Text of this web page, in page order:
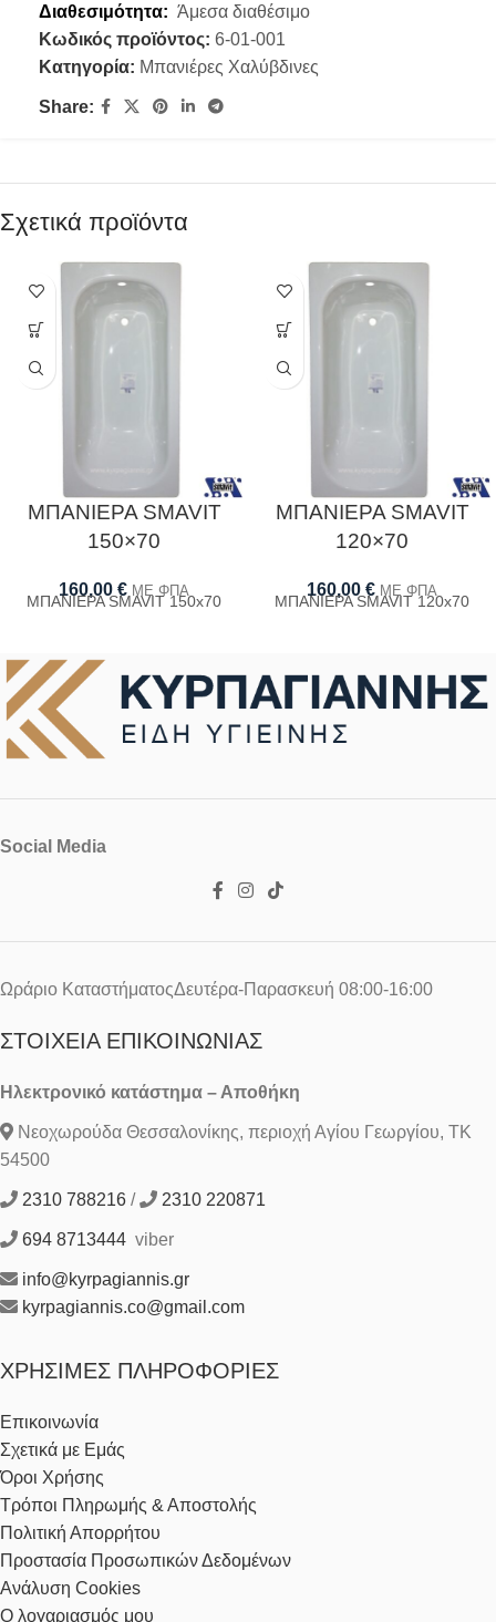
Διαθεσιμότητα: Άμεσα διαθέσιμο
Κωδικός προϊόντος: 6-01-001
Κατηγορία: Μπανιέρες Χαλύβδινες
Share:
Σχετικά προϊόντα
ΜΠΑΝΙΕΡΑ SMAVIT
150×70
160,00 € ΜΕ ΦΠΑ
ΜΠΑΝΙΕΡΑ SMAVIT 150x70
ΜΠΑΝΙΕΡΑ SMAVIT
120×70
160,00 € ΜΕ ΦΠΑ
ΜΠΑΝΙΕΡΑ SMAVIT 120x70
Social Media
Ωράριο ΚαταστήματοςΔευτέρα-Παρασκευή 08:00-16:00
ΣΤΟΙΧΕΊΑ ΕΠΙΚΟΙΝΩΝΊΑΣ
Ηλεκτρονικό κατάστημα – Αποθήκη
Νεοχωρούδα Θεσσαλονίκης, περιοχή Αγίου Γεωργίου, ΤΚ
54500
2310 788216 / 2310 220871
694 8713444 viber
info@kyrpagiannis.gr
kyrpagiannis.co@gmail.com
ΧΡΉΣΙΜΕΣ ΠΛΗΡΟΦΟΡΊΕΣ
Επικοινωνία
Σχετικά με Εμάς
Όροι Χρήσης
Τρόποι Πληρωμής & Αποστολής
Πολιτική Απορρήτου
Προστασία Προσωπικών Δεδομένων
Ανάλυση Cookies
Ο λογαριασμός μου